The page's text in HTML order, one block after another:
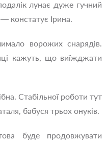
лунає дуже гучний
констатує Ірина.
ворожих снарядів.
кажуть, що виїжджати
Стабільної роботи тут
бабуся трьох онуків.
буде продовжувати